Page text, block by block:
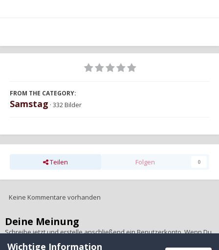
FROM THE CATEGORY:
Samstag · 332 Bilder
Teilen Folgen 0
Keine Kommentare vorhanden
Deine Meinung
Schreibe jetzt und erstelle anschließend ein Benutzerkonto. Wenn Du
ein Benutzerkonto hast,
melde Dich bitte an
Wichtige Information